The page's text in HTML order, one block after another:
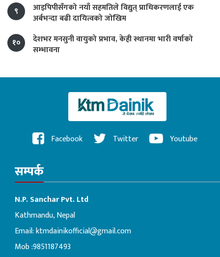
९
आइपिपीसँगको नयाँ सहमतिले विद्युत् प्राधिकरणलाई एक
अर्बभन्दा बढी दायित्वको जोखिम
१०
देशभर मनसुनी वायुको प्रभाव, केही स्थानमा भारी वर्षाको
सम्भावना
Facebook Twitter Youtube
सम्पर्क
N.P. Sanchar Pvt. Ltd
Kathmandu, Nepal
Email:ktmdainikofficial@gmail.com
Mob :9851187493